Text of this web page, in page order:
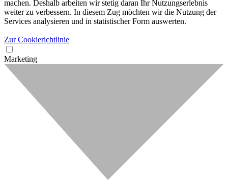
machen. Deshalb arbeiten wir stetig daran Ihr Nutzungserlebnis
weiter zu verbessern. In diesem Zug möchten wir die Nutzung der
Services analysieren und in statistischer Form auswerten.
Zur Cookierichtlinie
Marketing